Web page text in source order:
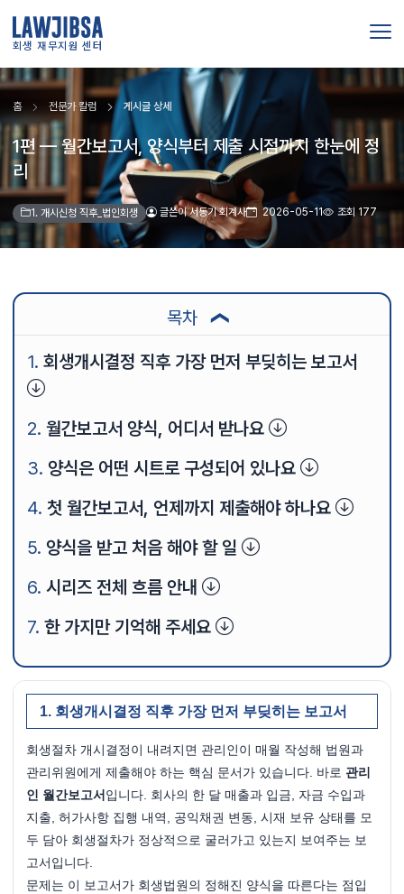
회생 재무지원 센터
홈 전문가 칼럼 게시글 상세
1편 — 월간보고서, 양식부터 제출 시점까지 한눈에 정
리
1. 개시신청 직후_법인회생 글쓴이 서동기 회계사 2026-05-11 조회 177
목차 ❯
회생개시결정 직후 가장 먼저 부딪히는 보고서
월간보고서 양식, 어디서 받나요
양식은 어떤 시트로 구성되어 있나요
첫 월간보고서, 언제까지 제출해야 하나요
양식을 받고 처음 해야 할 일
시리즈 전체 흐름 안내
한 가지만 기억해 주세요
회생개시결정 직후 가장 먼저 부딪히는 보고서
회생절차 개시결정이 내려지면 관리인이 매월 작성해 법원과
관리위원에게 제출해야 하는 핵심 문서가 있습니다. 바로 관리
인 월간보고서 입니다. 회사의 한 달 매출과 입금, 자금 수입과
지출, 허가사항 집행 내역, 공익채권 변동, 시재 보유 상태를 모
두 담아 회생절차가 정상적으로 굴러가고 있는지 보여주는 보
고서입니다.
문제는 이 보고서가 회생법원의 정해진 양식을 따른다는 점입